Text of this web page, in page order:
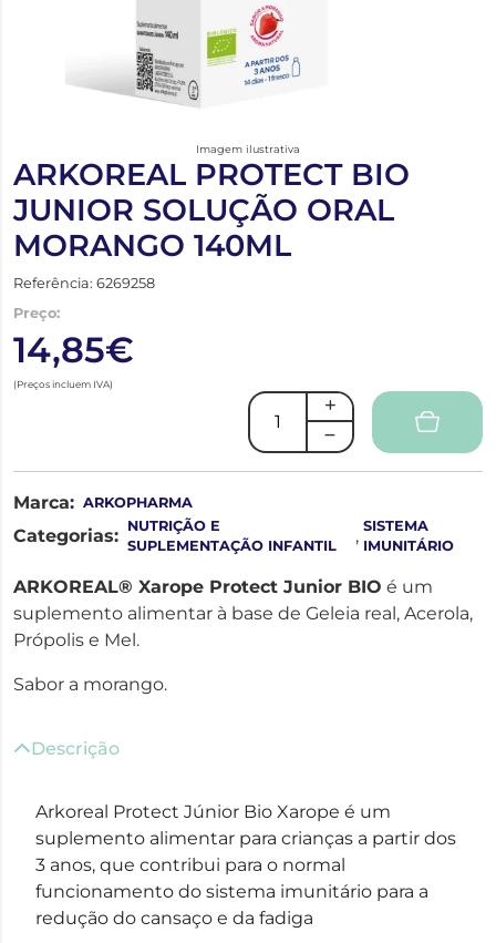
Imagem ilustrativa
ARKOREAL PROTECT BIO
JUNIOR SOLUÇÃO ORAL
MORANGO 140ML
Referência: 6269258
Preço:
14,85€
(Preços incluem IVA)
Marca: ARKOPHARMA
Categorias: NUTRIÇÃO E
SUPLEMENTAÇÃO INFANTIL
,SISTEMA
IMUNITÁRIO
ARKOREAL® Xarope Protect Junior BIO é um
suplemento alimentar à base de Geleia real, Acerola,
Própolis e Mel.
Sabor a morango.
Descrição
Arkoreal Protect Júnior Bio Xarope é um
suplemento alimentar para crianças a partir dos
3 anos, que contribui para o normal
funcionamento do sistema imunitário para a
redução do cansaço e da fadiga